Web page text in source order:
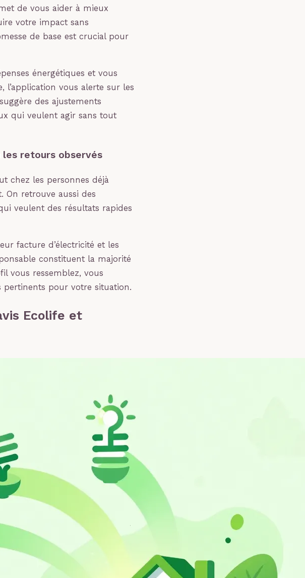
de vous aider à mieux
votre impact sans
de base est crucial pour
énergétiques et vous
l’application vous alerte sur les
des ajustements
qui veulent agir sans tout
retours observés
chez les personnes déjà
On retrouve aussi des
veulent des résultats rapides
facture d’électricité et les
constituent la majorité
vous ressemblez, vous
pour votre situation.
Ecolife et